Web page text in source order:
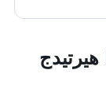
هيرتيدج